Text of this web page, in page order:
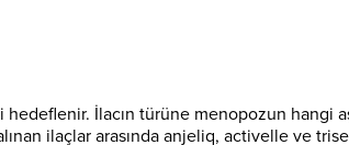
İlacın türüne menopozun hangi
ilaçlar arasında anjeliq, activelle ve